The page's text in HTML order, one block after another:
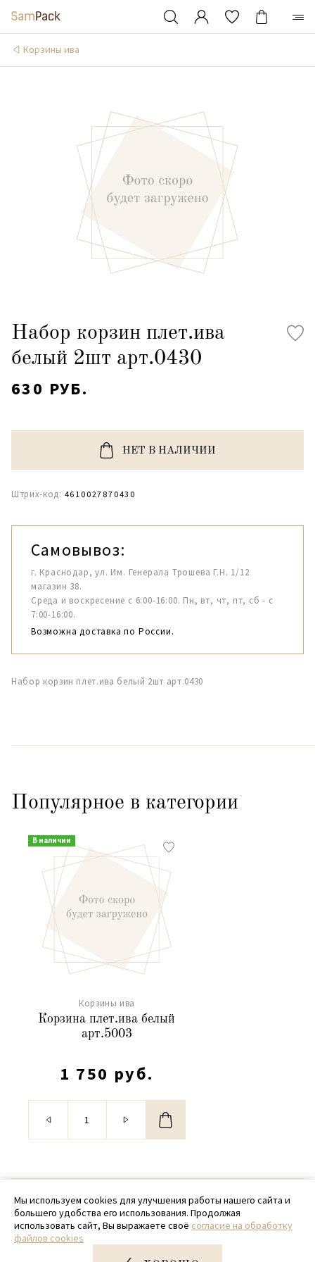
Корзины ива
Набор корзин плет.ива
белый 2шт арт.0430
630 РУБ.
НЕТ В НАЛИЧИИ
Штрих-код: 4610027870430
Самовывоз:
г. Краснодар, ул. Им. Генерала Трошева Г.Н. 1/12
магазин 38.
Среда и воскресение с 6:00-16:00. Пн, вт, чт, пт, сб - с
7:00-16:00.
Возможна доставка по России.
Набор корзин плет.ива белый 2шт арт.0430
Популярное в категории
В наличии
Корзины ива
Корзина плет.ива белый
арт.5003
1 750 руб.
© 2020 - 2026 SamPack
+ 7 (918) 699-97-87
zakaz@sampack.store
Мы используем cookies для улучшения работы нашего сайта и
большего удобства его использования. Продолжая
использовать сайт, Вы выражаете своё согласие на обработку
файлов cookies